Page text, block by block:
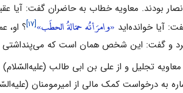
بودند. معاویه خطاب به حاضران گفت:
آیا خوانده‌اید «وامرَأتُه حمّالةُ الحطَب»[۱۷] ؟ او،
و گفت: این شخص همان است که می‌پنداشتی
معاویه تجلیل و از علی بن ابی طالب
به درخواست کمک مالی از امیرمومنان